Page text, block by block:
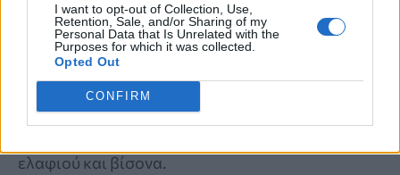
I want to opt-out of Collection, Use,
Retention, Sale, and/or Sharing of my
Personal Data that Is Unrelated with the
Purposes for which it was collected.
Opted Out
CONFIRM
ελάφι και βίσονα για πρωινό»
Η Miranda Kerr ακολουθεί μια ιδιαίτερα αυστηρή
διατροφή για να διατηρεί τη λεπτή σιλουέτα της,
με το supermodel να αποκαλύπτει πως στο
ελαφιού και βίσονα.